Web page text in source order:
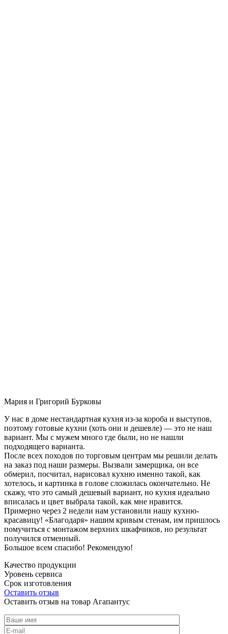
Мария и Григорий Бурковы
У нас в доме нестандартная кухня из-за короба и выступов,
поэтому готовые кухни (хоть они и дешевле) — это не наш
вариант. Мы с мужем много где были, но не нашли
подходящего варианта.
После всех походов по торговым центрам мы решили делать
на заказ под наши размеры. Вызвали замерщика, он все
обмерил, посчитал, нарисовал кухню именно такой, как
хотелось, и картинка в голове сложилась окончательно. Не
скажу, что это самый дешевый вариант, но кухня идеально
вписалась и цвет выбрала такой, как мне нравится.
Примерно через 2 недели нам установили нашу кухню-
красавицу! «Благодаря» нашим кривым стенам, им пришлось
помучиться с монтажом верхних шкафчиков, но результат
получился отменный.
Большое всем спасибо! Рекомендую!
Качество продукции
Уровень сервиса
Срок изготовления
Оставить отзыв
Оставить отзыв на товар Агапантус